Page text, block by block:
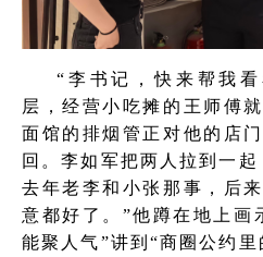
“李书记，快来帮我
层，经营小吃摊的王师傅
面馆的排烟管正对他的店
回。李如军把两人拉到一
去年老李和小张那事，后
意都好了。”他蹲在地上画
能聚人气”讲到“商圈公约